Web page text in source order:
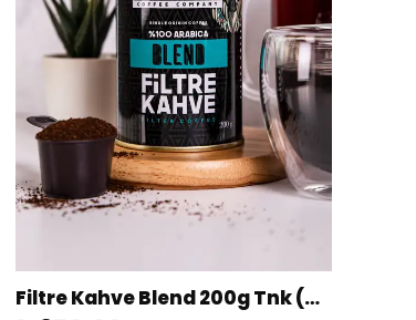
Filtre Kahve Blend 200g Tnk (ÖĞÜTÜLMÜŞ)